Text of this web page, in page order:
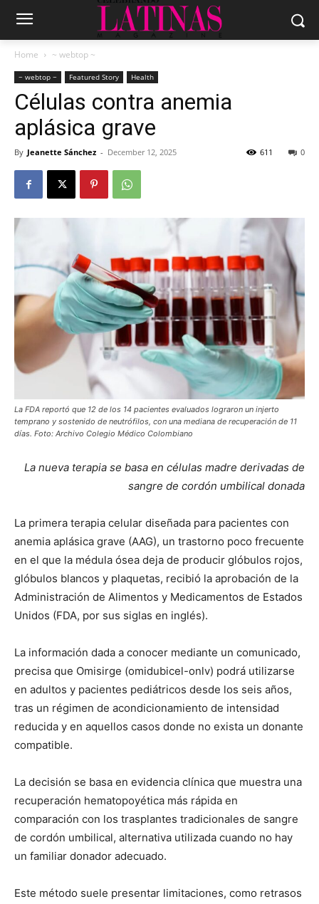
Home ~ webtop ~
~ webtop ~ Featured Story Health
Células contra anemia
aplásica grave
By Jeanette Sánchez - December 12, 2025 0
611
La FDA reportó que 12 de los 14 pacientes evaluados lograron un injerto
temprano y sostenido de neutrófilos, con una mediana de recuperación de 11
días. Foto: Archivo Colegio Médico Colombiano
La nueva terapia se basa en células madre derivadas de
sangre de cordón umbilical donada
La primera terapia celular diseñada para pacientes con
anemia aplásica grave (AAG), un trastorno poco frecuente
en el que la médula ósea deja de producir glóbulos rojos,
glóbulos blancos y plaquetas, recibió la aprobación de la
Administración de Alimentos y Medicamentos de Estados
Unidos (FDA, por sus siglas en inglés).
La información dada a conocer mediante un comunicado,
precisa que Omisirge (omidubicel-onlv) podrá utilizarse
en adultos y pacientes pediátricos desde los seis años,
tras un régimen de acondicionamiento de intensidad
reducida y en aquellos casos donde no exista un donante
compatible.
La decisión se basa en evidencia clínica que muestra una
recuperación hematopoyética más rápida en
comparación con los trasplantes tradicionales de sangre
de cordón umbilical, alternativa utilizada cuando no hay
un familiar donador adecuado.
Este método suele presentar limitaciones, como retrasos